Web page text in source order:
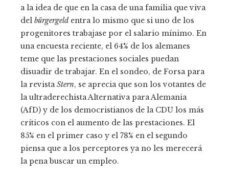
a la idea de que en la casa de una familia que viva
del bürgergeldentra lo mismo que si uno de los
progenitores trabajase por el salario mínimo. En
una encuesta reciente, el 64% de los alemanes
teme que las prestaciones sociales puedan
disuadir de trabajar. En el sondeo, de Forsa para
la revistaStern, se aprecia que son los votantes de
la ultraderechista Alternativa para Alemania
(AfD) y de los democristianos de la CDU los más
críticos con el aumento de las prestaciones. El
85% en el primer caso y el 78% en el segundo
piensa que a los perceptores ya no les merecerá
la pena buscar un empleo.